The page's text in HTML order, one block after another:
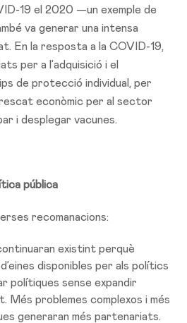
19 el 2020 —un exemple de
va generar una intensa
En la resposta a la COVID-19,
per a l’adquisició i el
de protecció individual, per
econòmic per al sector
i desplegar vacunes.
pública
recomanacions:
existint perquè
disponibles per als polítics
polítiques sense expandir
Més problemes complexos i més
generaran més partenariats.